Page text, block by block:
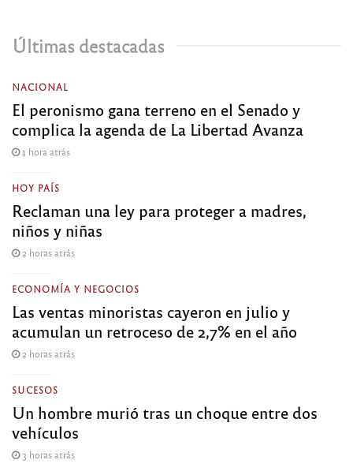
Últimas destacadas
NACIONAL
El peronismo gana terreno en el Senado y
complica la agenda de La Libertad Avanza
1 hora atrás
HOY PAÍS
Reclaman una ley para proteger a madres,
niños y niñas
2 horas atrás
ECONOMÍA Y NEGOCIOS
Las ventas minoristas cayeron en julio y
acumulan un retroceso de 2,7% en el año
2 horas atrás
SUCESOS
Un hombre murió tras un choque entre dos
vehículos
3 horas atrás